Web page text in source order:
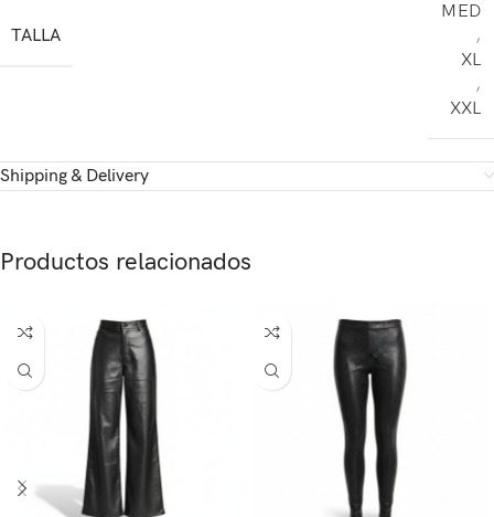
TALLA
MED
,
XL
,
XXL
Shipping & Delivery
Productos relacionados